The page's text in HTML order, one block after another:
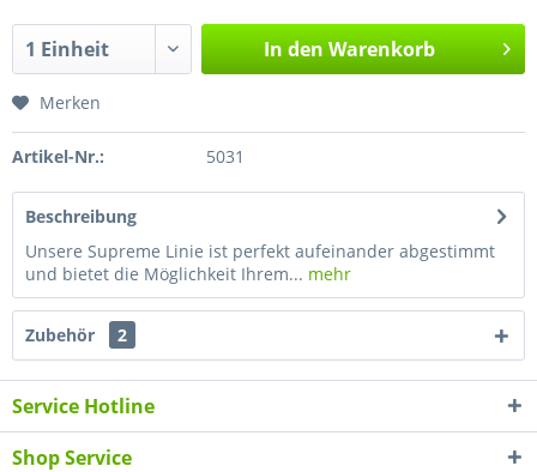
In den Warenkorb
Merken
Artikel-Nr.: 5031
Beschreibung
Unsere Supreme Linie ist perfekt aufeinander abgestimmt
und bietet die Möglichkeit Ihrem... mehr
Zubehör 2
Service Hotline
Shop Service